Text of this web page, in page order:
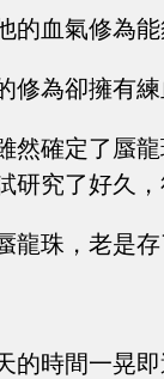
的血氣修為
修為卻擁有
然確定了蜃
研究了好久
龍珠，老是
的時間一晃